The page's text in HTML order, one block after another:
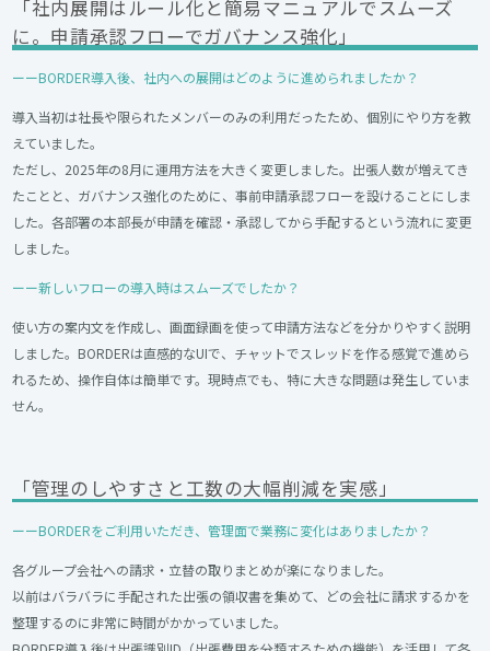
「社内展開はルール化と簡易マニュアルでスムーズ
に。申請承認フローでガバナンス強化」
ーーBORDER導入後、社内への展開はどのように進められましたか？
導入当初は社長や限られたメンバーのみの利用だったため、個別にやり方を教
えていました。
ただし、2025年の8月に運用方法を大きく変更しました。出張人数が増えてき
たことと、ガバナンス強化のために、事前申請承認フローを設けることにしま
した。各部署の本部長が申請を確認・承認してから手配するという流れに変更
しました。
ーー新しいフローの導入時はスムーズでしたか？
使い方の案内文を作成し、画面録画を使って申請方法などを分かりやすく説明
しました。BORDERは直感的なUIで、チャットでスレッドを作る感覚で進めら
れるため、操作自体は簡単です。現時点でも、特に大きな問題は発生していま
せん。
「管理のしやすさと工数の大幅削減を実感」
ーーBORDERをご利用いただき、管理面で業務に変化はありましたか？
各グループ会社への請求・立替の取りまとめが楽になりました。
以前はバラバラに手配された出張の領収書を集めて、どの会社に請求するかを
整理するのに非常に時間がかかっていました。